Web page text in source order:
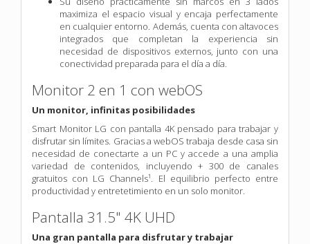
maximiza el espacio visual y encaja perfectamente
en cualquier entorno. Además, cuenta con altavoces
integrados que completan la experiencia sin
necesidad de dispositivos externos, junto con una
conectividad preparada para el día a día.
Monitor 2 en 1 con webOS
Un monitor, infinitas posibilidades
Smart Monitor LG con pantalla 4K pensado para trabajar y
disfrutar sin límites. Gracias a webOS trabaja desde casa sin
necesidad de conectarte a un PC y accede a una amplia
variedad de contenidos, incluyendo + 300 de canales
gratuitos con LG Channels¹. El equilibrio perfecto entre
productividad y entretetimiento en un solo monitor.
Pantalla 31.5" 4K UHD
Una gran pantalla para disfrutar y trabajar